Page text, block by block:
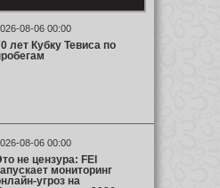
08-06 00:00
лет Кубку Тевиса по
08-06 00:00
не цензура: FEI
мониторинг
угроз на